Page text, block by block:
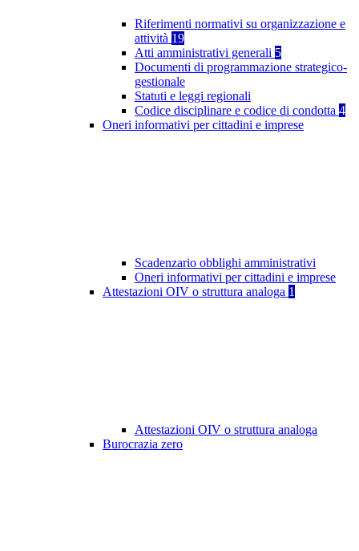
Riferimenti normativi su organizzazione e
attività 19
Atti amministrativi generali 5
Documenti di programmazione strategico-
gestionale
Statuti e leggi regionali
Codice disciplinare e codice di condotta 4
Oneri informativi per cittadini e imprese
Scadenzario obblighi amministrativi
Oneri informativi per cittadini e imprese
Attestazioni OIV o struttura analoga 1
Attestazioni OIV o struttura analoga
Burocrazia zero